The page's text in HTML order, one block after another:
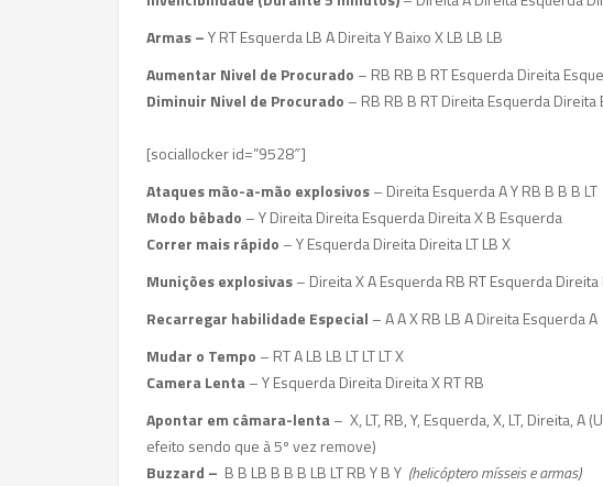
Armas –Y RT Esquerda LB A Direita Y Baixo X LB LB LB
Aumentar Nivel de Procurado – RB RB B RT Esquerda Direita
Diminuir Nivel de Procurado – RB RB B RT Direita Esquerda
[sociallocker id=”9528″]
Ataques mão-a-mão explosivos– Direita Esquerda A Y RB B B B LT
Modo bêbado – Y Direita Direita Esquerda Direita X B Esquerda
Correr mais rápido – Y Esquerda Direita Direita LT LB X
Munições explosivas– Direita X A Esquerda RB RT Esquerda Direita
Recarregar habilidade Especial – A A X RB LB A Direita Esquerda A
Mudar o Tempo – RT A LB LB LT LT LT X
Camera Lenta– Y Esquerda Direita Direita X RT RB
Apontar em câmara-lenta– X, LT, RB, Y, Esquerda, X, LT, Direita,
efeito sendo que à 5º vez remove)
Buzzard – B B LB B B B LB LT RB Y B Y (helicóptero mísseis e armas)